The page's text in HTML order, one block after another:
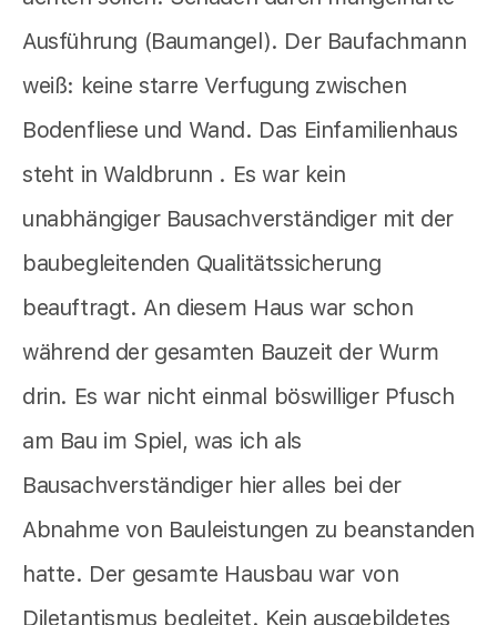
Ausführung (Baumangel). Der Baufachmann
weiß: keine starre Verfugung zwischen
Bodenfliese und Wand. Das Einfamilienhaus
steht in Waldbrunn . Es war kein
unabhängiger Bausachverständiger mit der
baubegleitenden Qualitätssicherung
beauftragt. An diesem Haus war schon
während der gesamten Bauzeit der Wurm
drin. Es war nicht einmal böswilliger Pfusch
am Bau im Spiel, was ich als
Bausachverständiger hier alles bei der
Abnahme von Bauleistungen zu beanstanden
hatte. Der gesamte Hausbau war von
Diletantismus begleitet. Kein ausgebildetes